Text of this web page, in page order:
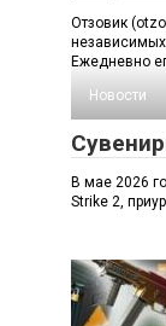
Отзовик
независимых
Ежедневно
Новости
В мае 2026
Strike 2,